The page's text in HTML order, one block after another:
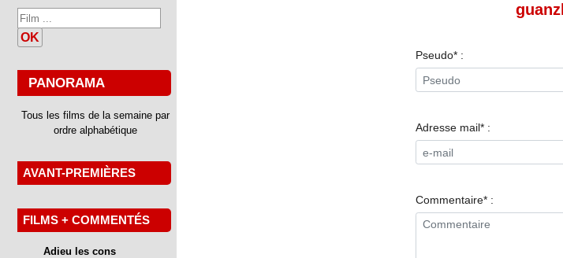
OK
PANORAMA
Tous les films de la semaine par
ordre alphabétique
AVANT-PREMIÈRES
FILMS + COMMENTÉS
Adieu les cons
Pseudo* :
Adresse mail* :
Commentaire* :